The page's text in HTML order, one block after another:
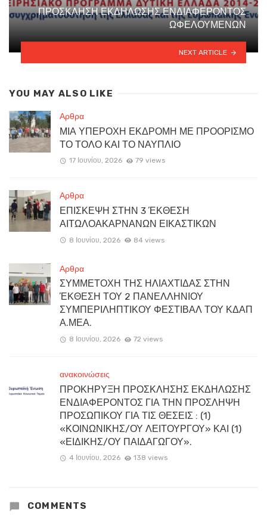
ΠΡΟΣΚΛΗΣΗ ΕΚΔΗΛΩΣΗΣ ΕΝΔΙΑΦΕΡΟΝΤΟΣ
ΩΦΕΛΟΥΜΕΝΩΝ
NEXT ARTICLE
YOU MAY ALSO LIKE
Αρθρα
ΜΙΑ ΥΠΕΡΟΧΗ ΕΚΔΡΟΜΗ ΜΕ ΠΡΟΟΡΙΣΜΟ
ΤΟ ΤΟΛΟ ΚΑΙ ΤΟ ΝΑΥΠΛΙΟ
17 Ιουνίου, 2026 79 views
Αρθρα
ΕΠΙΣΚΕΨΗ ΣΤΗΝ 3 ΈΚΘΕΣΗ
ΑΙΤΩΛΟΑΚΑΡΝΑΝΩΝ ΕΙΚΑΣΤΙΚΩΝ
8 Ιουνίου, 2026 84 views
Αρθρα
ΣΥΜΜΕΤΟΧΗ ΤΗΣ ΗΛΙΑΧΤΙΔΑΣ ΣΤΗΝ
ΈΚΘΕΣΗ ΤΟΥ 2 ΠΑΝΕΛΛΗΝΙΟΥ
ΣΥΜΠΕΡΙΛΗΠΤΙΚΟΥ ΦΕΣΤΙΒΑΛ ΤΟΥ ΚΔΑΠ
Α.ΜΕΑ.
8 Ιουνίου, 2026 72 views
ανακοινώσεις
ΠΡΟΚΗΡΥΞΗ ΠΡΟΣΚΛΗΣΗΣ ΕΚΔΗΛΩΣΗΣ
ΕΝΔΙΑΦΕΡΟΝΤΟΣ ΓΙΑ ΤΗΝ ΠΡΟΣΛΗΨΗ
ΠΡΟΣΩΠΙΚΟΥ ΓΙΑ ΤΙΣ ΘΕΣΕΙΣ : (1)
«ΚΟΙΝΩΝΙΚΗΣ/ΟΥ ΛΕΙΤΟΥΡΓΟΥ» ΚΑΙ (1)
«ΕΙΔΙΚΗΣ/ΟΥ ΠΑΙΔΑΓΩΓΟΥ».
4 Ιουνίου, 2026 138 views
COMMENTS